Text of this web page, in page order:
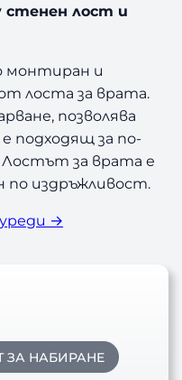
стенен лост и
монтиран и
лоста за врата.
позволява
подходящ за по-
за врата е
по издръжливост.
→
ЗА НАБИРАНЕ